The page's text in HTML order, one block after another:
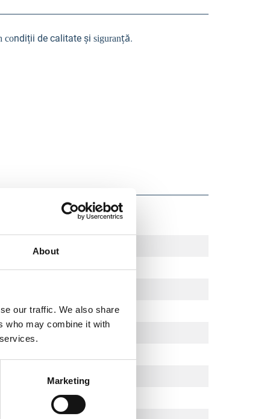
About
our traffic. We also share
who may combine it with
Marketing
condiții de calitate și siguranță.